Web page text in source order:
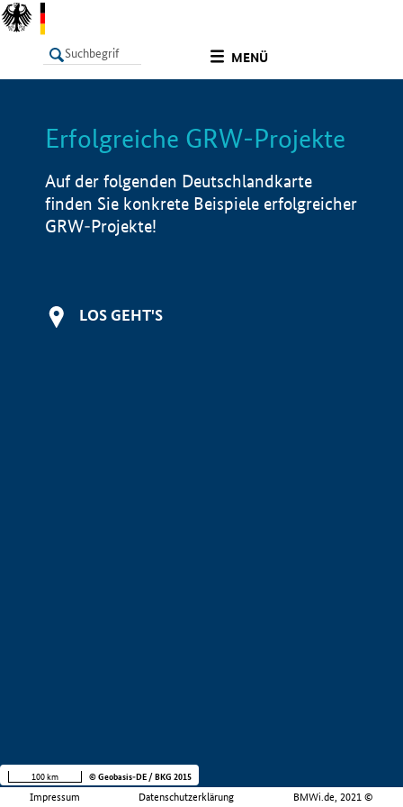
MENÜ
LISTE Info
Erfolgreiche GRW-Projekte
Auf der folgenden Deutschlandkarte
finden Sie konkrete Beispiele erfolgreicher
GRW-Projekte!
LOS GEHT'S
Impressum Datenschutzerklärung BMWi.de, 2021 ©
100 km © Geobasis-DE / BKG 2015